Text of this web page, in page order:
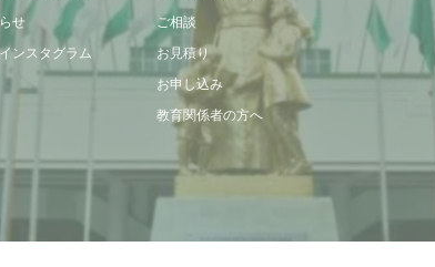
せ
ンスタグラム
ご相談
お見積り
お申し込み
教育関係者の方へ